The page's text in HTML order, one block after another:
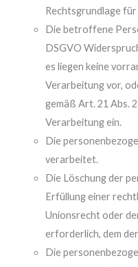
Rechtsgrundlage
Die betroffene
DSGVO
es liegen keine
Verarbeitung vor,
gemäß Art. 21 Abs.
Verarbeitung ein.
Die
verarbeitet.
Die Löschung der
Erfüllung einer
Unionsrecht oder
erforderlich, dem
Die